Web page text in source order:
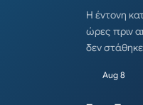
Η έντονη
ώρες πριν
δεν
Aug 8